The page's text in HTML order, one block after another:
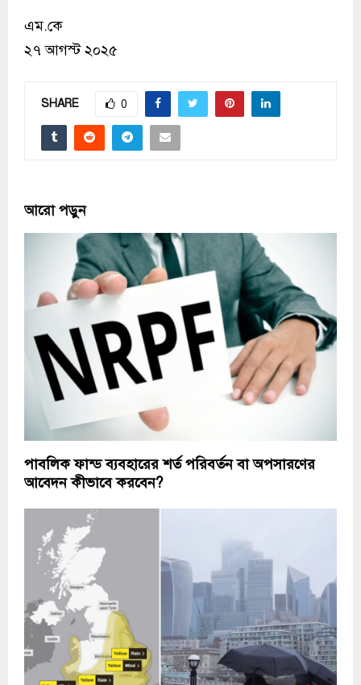
এম.কে
২৭ আগস্ট ২০২৫
SHARE 0
আরো পড়ুন
পাবলিক ফান্ড ব্যবহারের শর্ত পরিবর্তন বা অপসারণের
আবেদন কীভাবে করবেন?